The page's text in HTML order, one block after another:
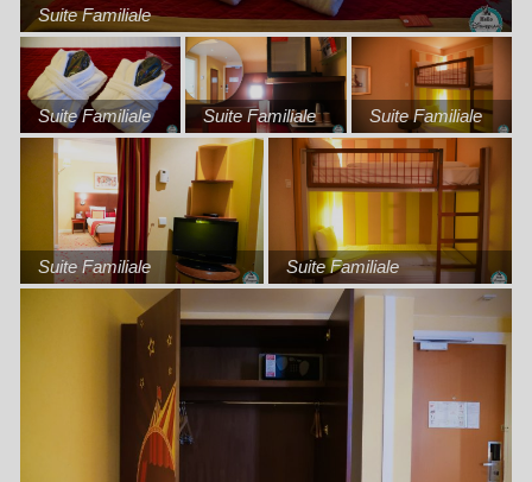
Suite Familiale
Suite Familiale Suite Familiale Suite Familiale
Suite Familiale Suite Familiale